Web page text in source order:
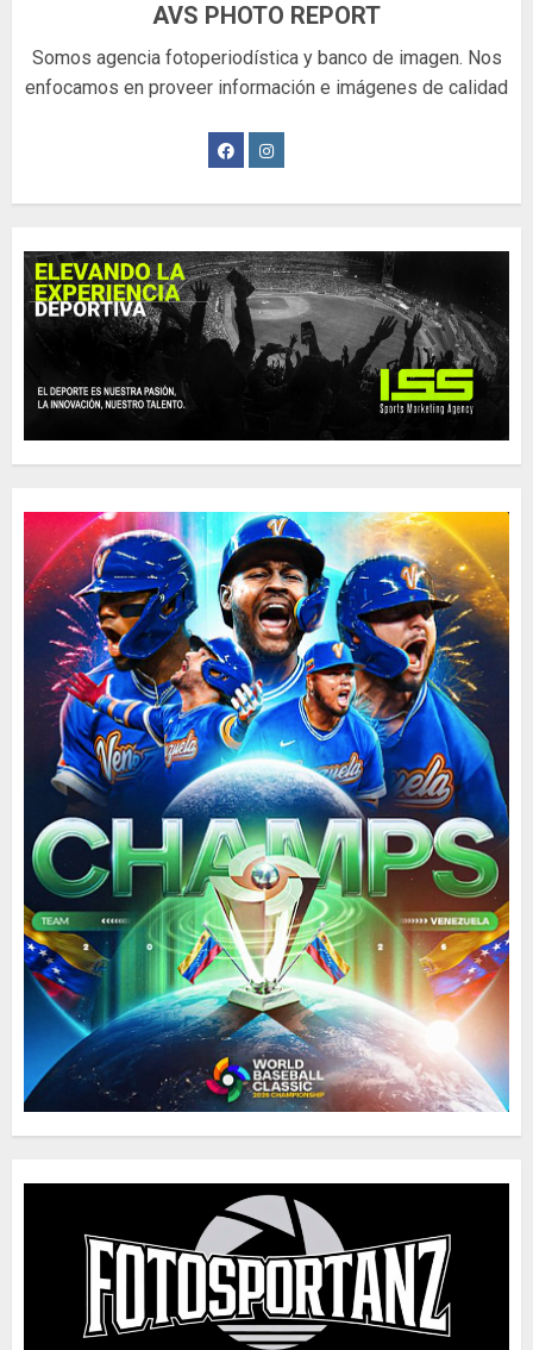
AVS PHOTO REPORT
Somos agencia fotoperiodística y banco de imagen. Nos
enfocamos en proveer información e imágenes de calidad